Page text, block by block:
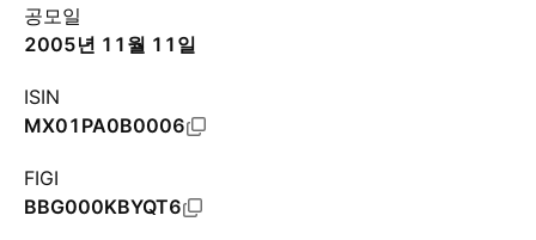
공모일
2005년 11월 11일
ISIN
MX01PA0B0006
FIGI
BBG000KBYQT6